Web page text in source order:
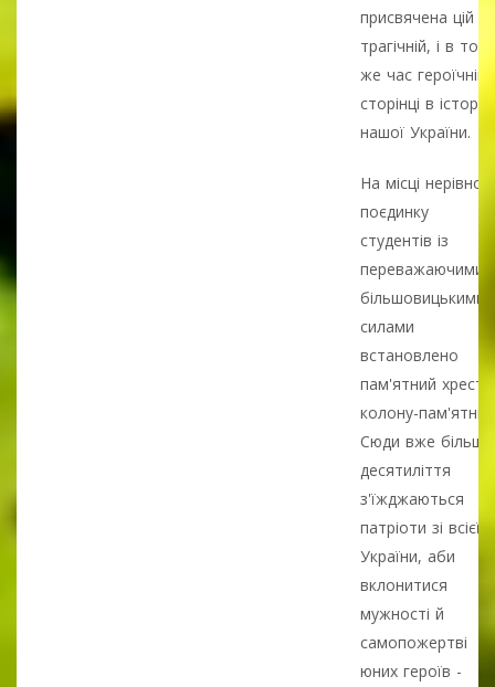
присвячена цій
трагічній, і в той
же час героїчній
сторінці в історії
нашої України.
На місці
поєдинку
студентів із
переважаючими
більшовицькими
силами
встановлено
пам'ятний хрест і
колону-
Сюди вже більше
десятиліття
з'їжджаються
патріоти зі всієї
України, аби
вклонитися
мужності й
самопожертві
юних героїв -